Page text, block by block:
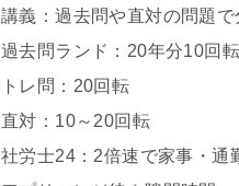
講義：過去問や直対の問題
過去問ランド：20年分10回転
トレ問：20回転
直対：10～20回転
社労士24：2倍速で家事・通